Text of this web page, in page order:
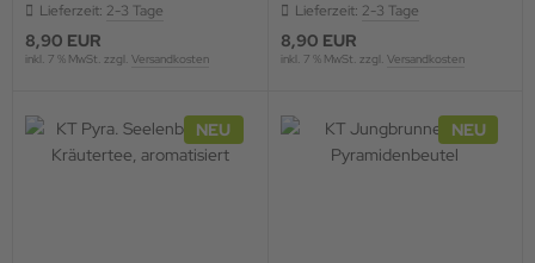
Lieferzeit: 2-3 Tage
8,90 EUR
inkl. 7 % MwSt. zzgl. Versandkosten
Lieferzeit: 2-3 Tage
8,90 EUR
inkl. 7 % MwSt. zzgl. Versandkosten
NEU NEU